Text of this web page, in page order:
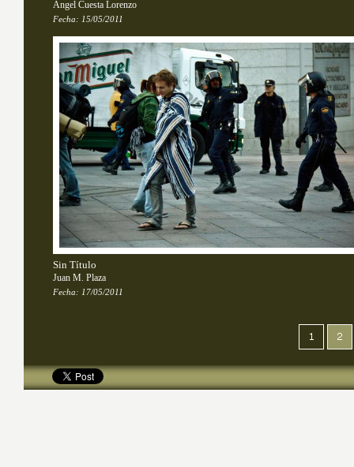
Angel Cuesta Lorenzo
Fecha: 15/05/2011
Sin Título
Juan M. Plaza
Fecha: 17/05/2011